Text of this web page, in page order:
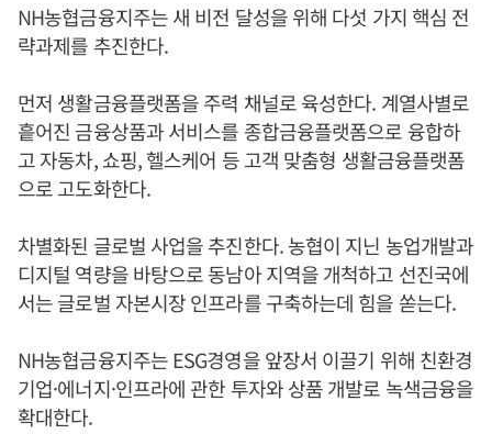
NH농협금융지주는 새 비전 달성을 위해 다섯 가지 핵심 전
략과제를 추진한다.
먼저 생활금융플랫폼을 주력 채널로 육성한다. 계열사별로
흩어진 금융상품과 서비스를 종합금융플랫폼으로 융합하
고 자동차, 쇼핑, 헬스케어 등 고객 맞춤형 생활금융플랫폼
으로 고도화한다.
차별화된 글로벌 사업을 추진한다. 농협이 지닌 농업개발과
디지털 역량을 바탕으로 동남아 지역을 개척하고 선진국에
서는 글로벌 자본시장 인프라를 구축하는데 힘을 쏟는다.
NH농협금융지주는 ESG경영을 앞장서 이끌기 위해 친환경
기업·에너지·인프라에 관한 투자와 상품 개발로 녹색금융을
확대한다.